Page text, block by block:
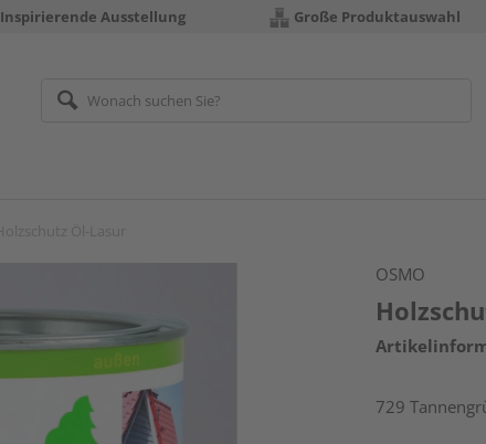
Inspirierende Ausstellung Große Produktauswahl
OSMO
729